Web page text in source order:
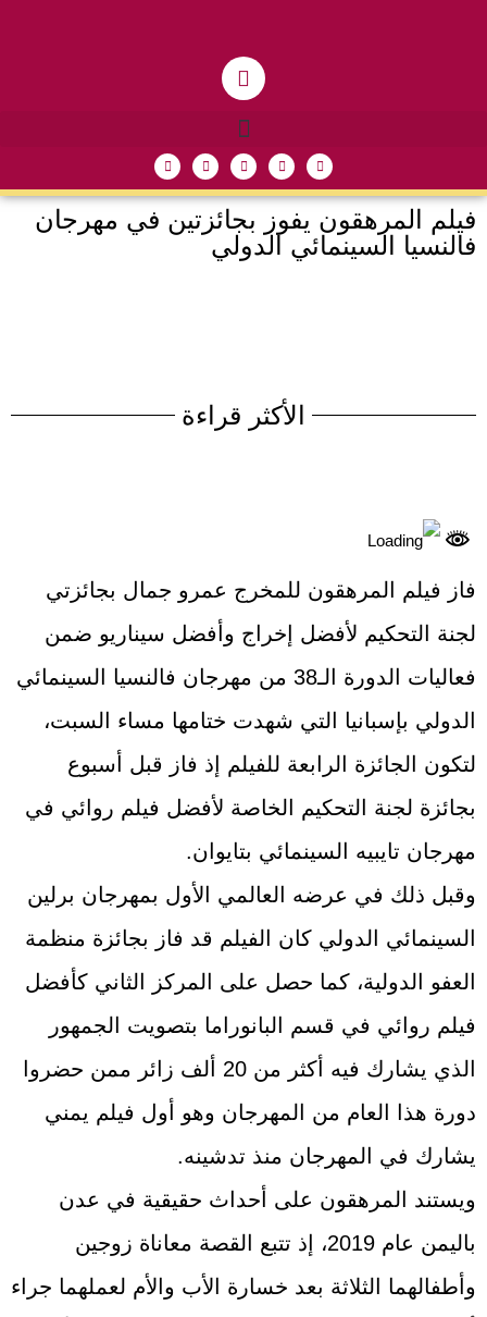
فيلم المرهقون يفوز بجائزتين في مهرجان
فالنسيا السينمائي الدولي
الأكثر قراءة
فاز فيلم المرهقون للمخرج عمرو جمال بجائزتي
لجنة التحكيم لأفضل إخراج وأفضل سيناريو ضمن
فعاليات الدورة الـ38 من مهرجان فالنسيا السينمائي
الدولي بإسبانيا التي شهدت ختامها مساء السبت،
لتكون الجائزة الرابعة للفيلم إذ فاز قبل أسبوع
بجائزة لجنة التحكيم الخاصة لأفضل فيلم روائي في
مهرجان تايبيه السينمائي بتايوان.
وقبل ذلك في عرضه العالمي الأول بمهرجان برلين
السينمائي الدولي كان الفيلم قد فاز بجائزة منظمة
العفو الدولية، كما حصل على المركز الثاني كأفضل
فيلم روائي في قسم البانوراما بتصويت الجمهور
الذي يشارك فيه أكثر من 20 ألف زائر ممن حضروا
دورة هذا العام من المهرجان وهو أول فيلم يمني
يشارك في المهرجان منذ تدشينه.
ويستند المرهقون على أحداث حقيقية في عدن
باليمن عام 2019، إذ تتبع القصة معاناة زوجين
وأطفالهما الثلاثة بعد خسارة الأب والأم لعملهما جراء